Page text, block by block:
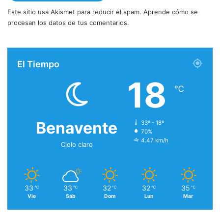
Este sitio usa Akismet para reducir el spam. Aprende cómo se
procesan los datos de tus comentarios.
El Tiempo
Benavente
Cielo claro
18 ℃
33º - 18º
70%
4.47 km/h
33 ℃
Vie
33 ℃
Sáb
32 ℃
Dom
32 ℃
Lun
35 ℃
Mar